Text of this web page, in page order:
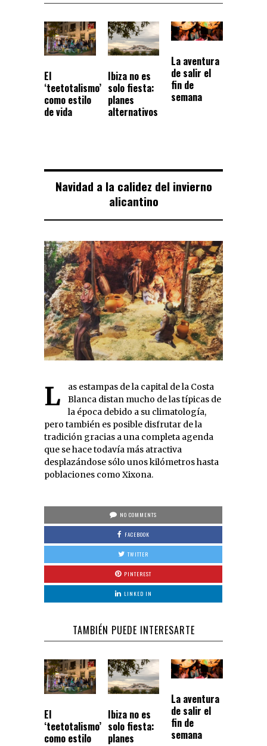
El
‘teetotalismo’
como estilo
de vida
Ibiza no es
solo fiesta:
planes
alternativos
La aventura
de salir el
fin de
semana
Navidad a la calidez del invierno
alicantino
Las estampas de la capital de la Costa
Blanca distan mucho de las típicas de
la época debido a su climatología,
pero también es posible disfrutar de la
tradición gracias a una completa agenda
que se hace todavía más atractiva
desplazándose sólo unos kilómetros hasta
poblaciones como Xixona.
NO COMMENTS
FACEBOOK
TWITTER
PINTEREST
LINKED IN
TAMBIÉN PUEDE INTERESARTE
El
‘teetotalismo’
como estilo
Ibiza no es
solo fiesta:
planes
La aventura
de salir el
fin de
semana